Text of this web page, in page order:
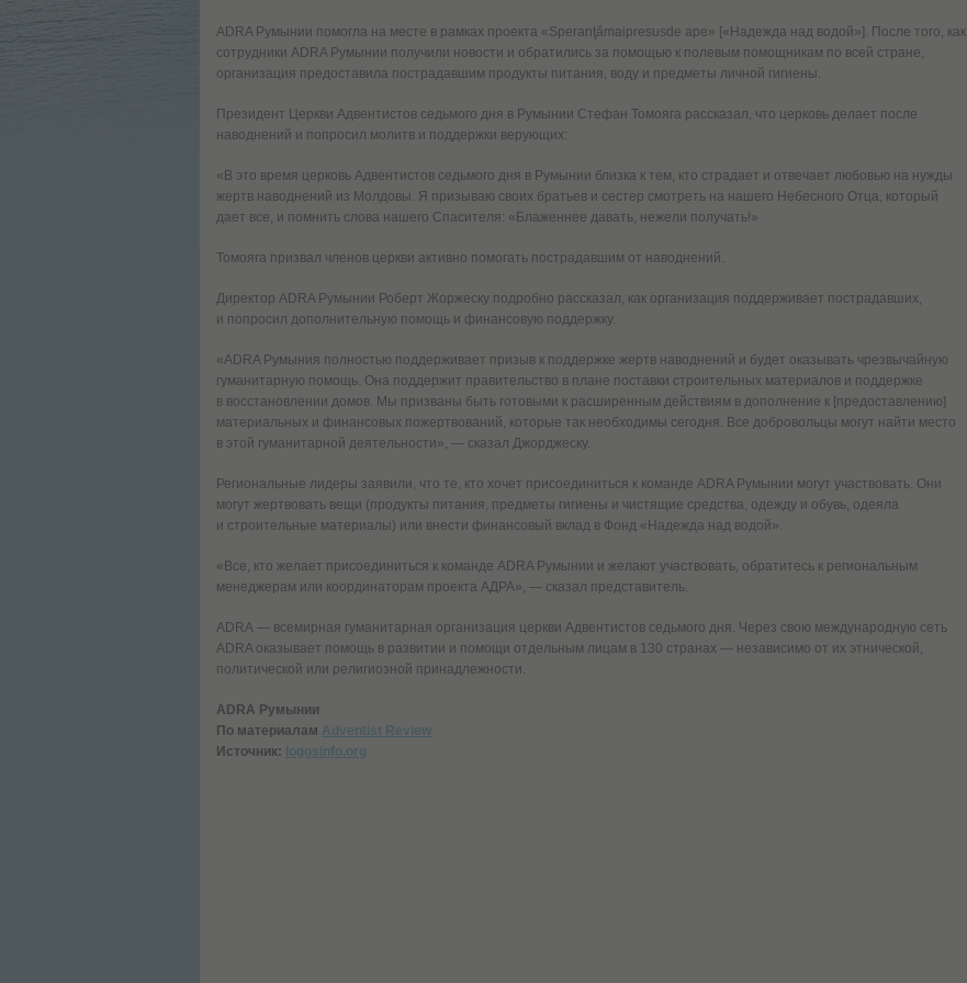
ADRA Румынии помогла на месте в рамках проекта «Speranţămaipresusde ape» [«Надежда над водой»]. После того, как
сотрудники ADRA Румынии получили новости и обратились за помощью к полевым помощникам по всей стране,
организация предоставила пострадавшим продукты питания, воду и предметы личной гигиены.
Президент Церкви Адвентистов седьмого дня в Румынии Стефан Томояга рассказал, что церковь делает после
наводнений и попросил молитв и поддержки верующих:
«В это время церковь Адвентистов седьмого дня в Румынии близка к тем, кто страдает и отвечает любовью на нужды
жертв наводнений из Молдовы. Я призываю своих братьев и сестер смотреть на нашего Небесного Отца, который
дает все, и помнить слова нашего Спасителя: «Блаженнее давать, нежели получать!»
Томояга призвал членов церкви активно помогать пострадавшим от наводнений.
Директор ADRA Румынии Роберт Жоржеску подробно рассказал, как организация поддерживает пострадавших,
и попросил дополнительную помощь и финансовую поддержку.
«ADRA Румыния полностью поддерживает призыв к поддержке жертв наводнений и будет оказывать чрезвычайную
гуманитарную помощь. Она поддержит правительство в плане поставки строительных материалов и поддержке
в восстановлении домов. Мы призваны быть готовыми к расширенным действиям в дополнение к [предоставлению]
материальных и финансовых пожертвований, которые так необходимы сегодня. Все добровольцы могут найти место
в этой гуманитарной деятельности», — сказал Джорджеску.
Региональные лидеры заявили, что те, кто хочет присоединиться к команде ADRA Румынии могут участвовать. Они
могут жертвовать вещи (продукты питания, предметы гигиены и чистящие средства, одежду и обувь, одеяла
и строительные материалы) или внести финансовый вклад в Фонд «Надежда над водой».
«Все, кто желает присоединиться к команде ADRA Румынии и желают участвовать, обратитесь к региональным
менеджерам или координаторам проекта АДРА», — сказал представитель.
ADRA — всемирная гуманитарная организация церкви Адвентистов седьмого дня. Через свою международную сеть
ADRA оказывает помощь в развитии и помощи отдельным лицам в 130 странах — независимо от их этнической,
политической или религиозной принадлежности.
ADRA Румынии
По материалам Adventist Review
Источник: logosinfo.org